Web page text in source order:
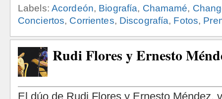
Labels: Acordeón, Biografía, Chamamé,
Conciertos, Corrientes, Discografía, Fotos,
Rudi Flores y Ernesto